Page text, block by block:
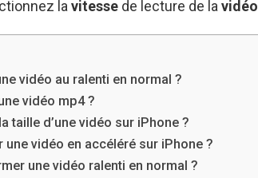
la vitesse de lecture de la vidéo
vidéo au ralenti en normal ?
vidéo mp4 ?
taille d’une vidéo sur iPhone ?
vidéo en accéléré sur iPhone ?
une vidéo ralenti en normal ?